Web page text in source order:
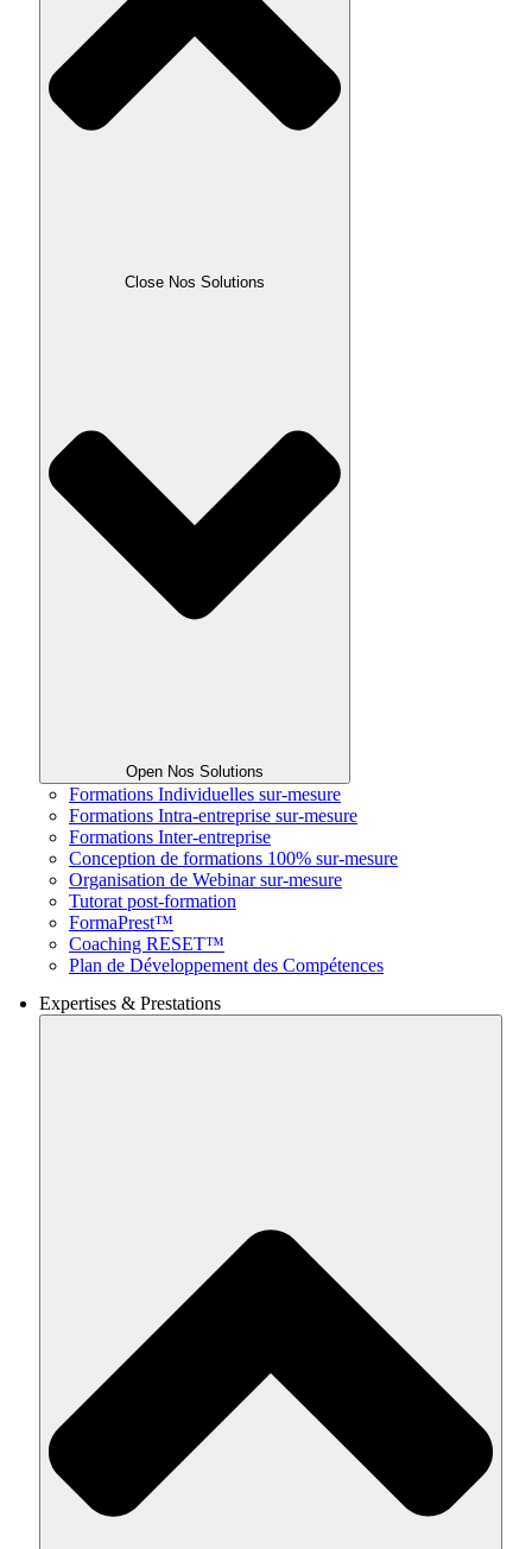
Close Nos Solutions
Open Nos Solutions
Formations Individuelles sur-mesure
Formations Intra-entreprise sur-mesure
Formations Inter-entreprise
Conception de formations 100% sur-mesure
Organisation de Webinar sur-mesure
Tutorat post-formation
FormaPrest™
Coaching RESET™
Plan de Développement des Compétences
Expertises & Prestations